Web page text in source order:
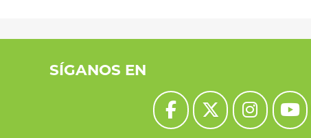
SÍGANOS EN